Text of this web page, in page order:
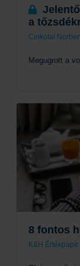
a
Cinkotai
Megugrott a
8 fontos
K&H Értékpapír